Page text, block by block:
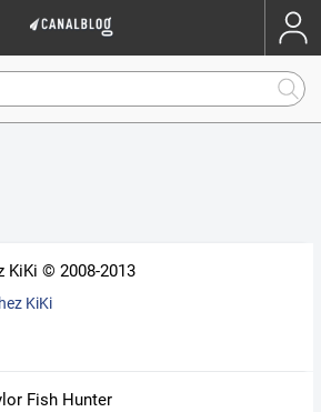
KiKi © 2008-2013
KiKi
Fish Hunter